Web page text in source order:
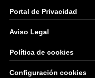
Portal de Privacidad
Aviso Legal
Política de cookies
Configuración cookies